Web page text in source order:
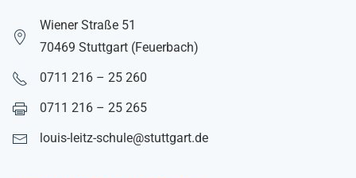
Wiener Straße 51
70469 Stuttgart (Feuerbach)
0711 216 – 25 260
0711 216 – 25 265
louis-leitz-schule@stuttgart.de